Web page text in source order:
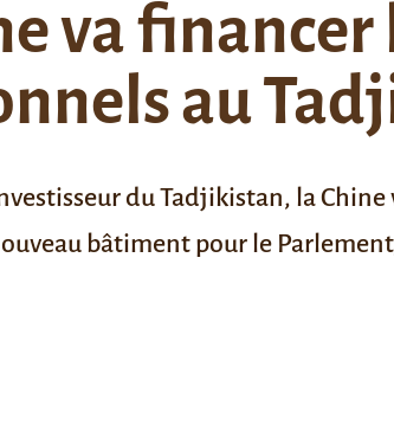
va
au
du Tadjikistan, la
bâtiment pour le